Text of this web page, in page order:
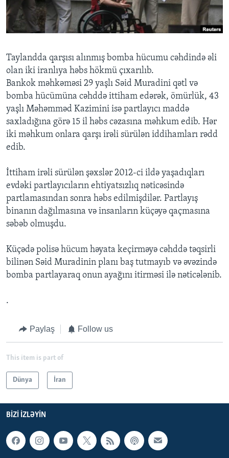
BIZI IZLƏYIN
Dillər
Taylandda qarşısı alınmış bomba hücumu cəhdində əli
olan iki iranlıya həbs hökmü çıxarılıb.
Bankok məhkəməsi 29 yaşlı Səid Muradini qətl və
bomba hücümüna cəhddə ittiham edərək, ömürlük, 43
yaşlı Məhəmməd Kazimini isə partlayıcı maddə
saxladığına görə 15 il həbs cəzasına məhkum edib. Hər
iki məhkum onlara qarşı irəli sürülən iddihamları rədd
edib.
İttiham irəli sürülən şəxslər 2012-ci ildə yaşadıqları
evdəki partlayıcıların ehtiyatsızlıq nəticəsində
partlamasından sonra həbs edilmişdilər. Partlayış
binanın dağılmasına və insanların küçəyə qaçmasına
səbəb olmuşdu.
Küçədə polisə hücum həyata keçirməyə cəhddə təqsirli
bilinən Səid Muradinin planı baş tutmayıb və əvəzində
bomba partlayaraq onun ayağını itirməsi ilə nəticələnib.
.
Paylaş Follow us
This item is part of
Dünya İran
BIZI IZLƏYIN